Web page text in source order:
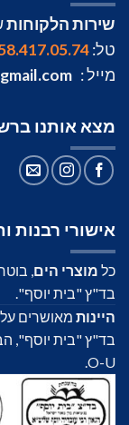
שירות הלקוחות
טל:
מייל :
מצא אותנו
אישורי רבנות
כל מוצרי הים,
בד"ץ "בית יוסף".
היינות
בד"ץ "בית יוסף",
O-U.